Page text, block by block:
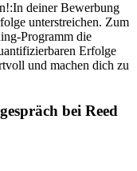
In deiner Bewerbung
unterstreichen. Zum
Programm die
Erfolge
und machen dich zu
bei Reed